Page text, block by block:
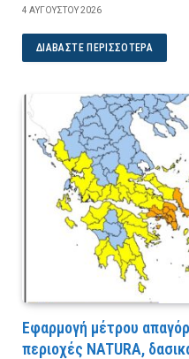
4 ΑΥΓΟΎΣΤΟΥ 2026
ΔΙΑΒΆΣΤΕ ΠΕΡΙΣΣΌΤΕΡΑ
Εφαρμογή μέτρου
περιοχές NATURA,